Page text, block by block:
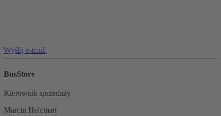
Wyślij e-mail
BusStore
Kierownik sprzedaży
Marcin Holcman